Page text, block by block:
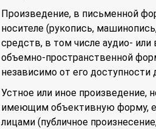
Произведение, в письменной
носителе (рукопись,
средств, в том числе аудио-
объемно-пространственной
независимо от его доступности
Устное или иное произведение,
имеющим объективную форму,
лицами (публичное